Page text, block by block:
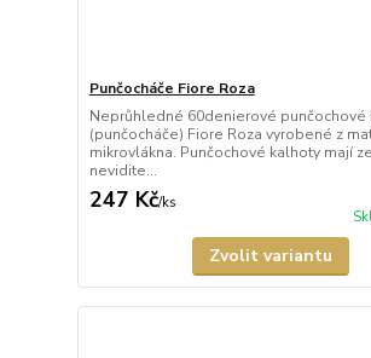
Punčocháče Fiore Roza
Neprůhledné 60denierové punčochové
(punčocháče) Fiore Roza vyrobené z
mikrovlákna. Punčochové kalhoty mají
nevidite...
247 Kč/ks
Zvolit variantu